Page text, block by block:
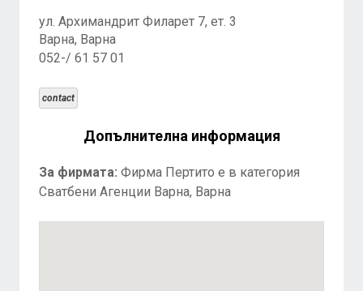
ул. Архимандрит Филарет 7, ет. 3
Варна, Варна
052-/ 61 57 01
contact
Допълнителна информация
За фирмата: Фирма Пертито е в категория
Сватбени Агенции Варна, Варна